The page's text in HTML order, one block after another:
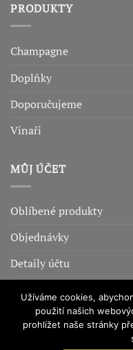
PRODUKTY
Champagne
Doplňky
Doporučujeme
Vinaři
MŮJ ÚČET
Oblíbené produkty
Objednávky
Detaily účtu
Adresy
Užíváme cookies,
použití našich
prohlížet naše stránky